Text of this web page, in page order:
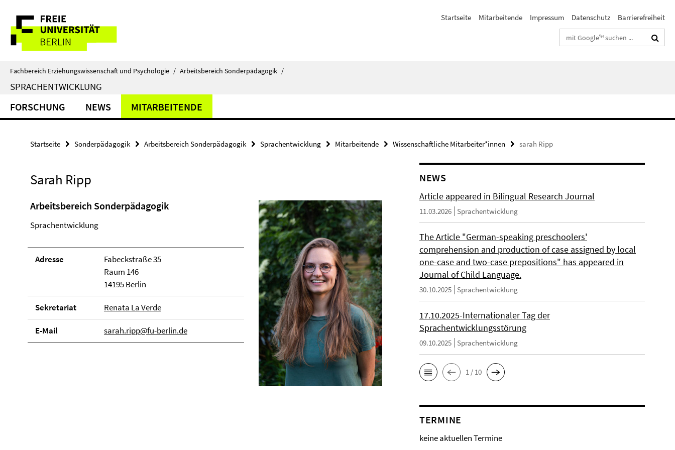
direkt
Inhalt
Service-
Navigation
Startseite Mitarbeitende Impressum Datenschutz
Barrierefreiheit
Suchbegriffe
Fachbereich Erziehungswissenschaft und Psychologie / Arbeitsbereich Sonderpädagogik /
SPRACHENTWICKLUNG
FORSCHUNG NEWS MITARBEITENDE
Startseite Sonderpädagogik Arbeitsbereich Sonderpädagogik Sprachentwicklung Mitarbeitende Wissenschaftliche Mitarbeiter*innen sarah Ripp
Sarah Ripp
Arbeitsbereich Sonderpädagogik
Sprachentwicklung
Adresse
Fabeckstraße 35
Raum 146
14195 Berlin
Sekretariat Renata La Verde
E-Mail sarah.ripp@fu-berlin.de
NEWS
Article appeared in Bilingual Research Journal
11.03.2026 Sprachentwicklung
The Article "German-speaking preschoolers'
comprehension and production of case assigned by local
one-case and two-case prepositions" has appeared in
Journal of Child Language.
30.10.2025 Sprachentwicklung
17.10.2025-Internationaler Tag der
Sprachentwicklungsstörung
09.10.2025 Sprachentwicklung
1 / 10
TERMINE
keine aktuellen Termine